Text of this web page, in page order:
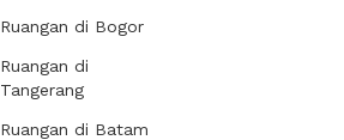
Ruangan di Bogor
Ruangan di
Tangerang
Ruangan di Batam